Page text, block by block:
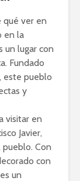
qué ver en
en la
un lugar con
Fundado
este pueblo
y
visitar en
Javier,
Con
con
un